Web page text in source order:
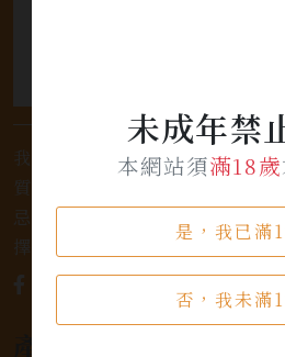
未成年禁
本網站須滿18歲
是，我已滿
否，我未滿
我們是專業銷售威士忌及各式
質的選擇和卓越的服務。不論
忌，或者尋求一款特殊的葡萄
擇，滿足您的個人口味和喜好。